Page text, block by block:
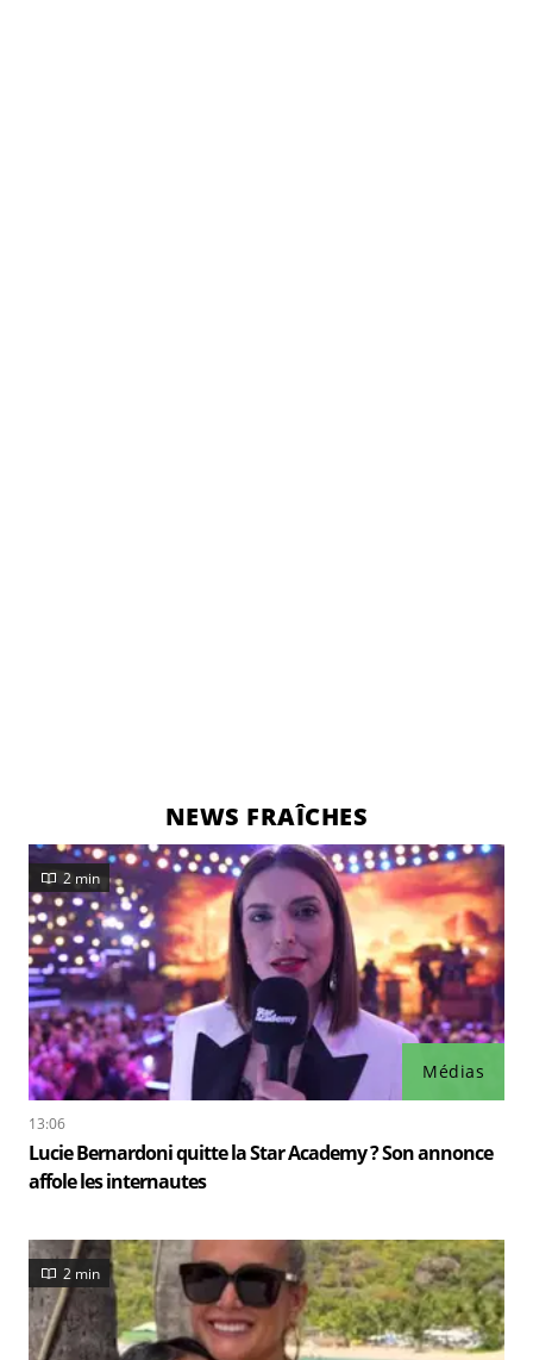
NEWS FRAÎCHES
Médias
2 min
13:06
Lucie Bernardoni quitte la Star Academy ? Son annonce
affole les internautes
2 min